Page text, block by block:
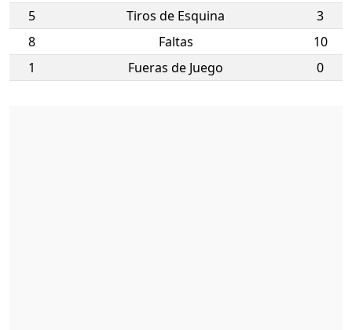
5
Tiros de Esquina
3
8
Faltas
10
1
Fueras de Juego 0